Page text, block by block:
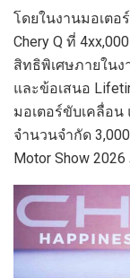
โดยในงานมอเตอ
Chery Q ที่
สิทธิพิเศษภายใน
และข้อเสนอ
มอเตอร์ขับเคลื่อ
จำนวนจำกัด
Motor Show